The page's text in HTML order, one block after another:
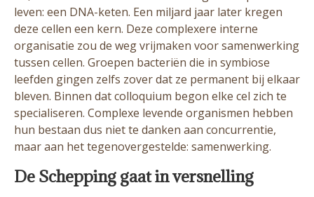
leven: een DNA-keten. Een miljard jaar later kregen
deze cellen een kern. Deze complexere interne
organisatie zou de weg vrijmaken voor samenwerking
tussen cellen. Groepen bacteriën die in symbiose
leefden gingen zelfs zover dat ze permanent bij elkaar
bleven. Binnen dat colloquium begon elke cel zich te
specialiseren. Complexe levende organismen hebben
hun bestaan dus niet te danken aan concurrentie,
maar aan het tegenovergestelde: samenwerking.
De Schepping gaat in versnelling